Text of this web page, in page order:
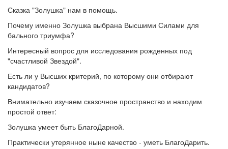
Сказка "Золушка" нам в помощь.
Почему именно Золушка выбрана Высшими Силами для
бального триумфа?
Интересный вопрос для исследования рожденных под
"счастливой Звездой".
Есть ли у Высших критерий, по которому они отбирают
кандидатов?
Внимательно изучаем сказочное пространство и находим
простой ответ:
Золушка умеет быть БлагоДарной.
Практически утерянное ныне качество - уметь БлагоДарить.